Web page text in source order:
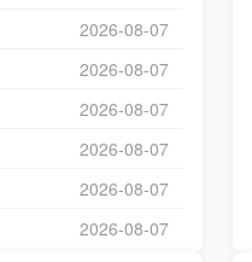
2026-08-07
2026-08-07
2026-08-07
2026-08-07
2026-08-07
2026-08-07